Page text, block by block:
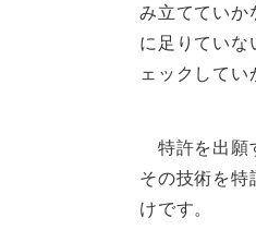
み立てていか
に足りてい
ェックしてい
特許を出願
その技術を特
けです。